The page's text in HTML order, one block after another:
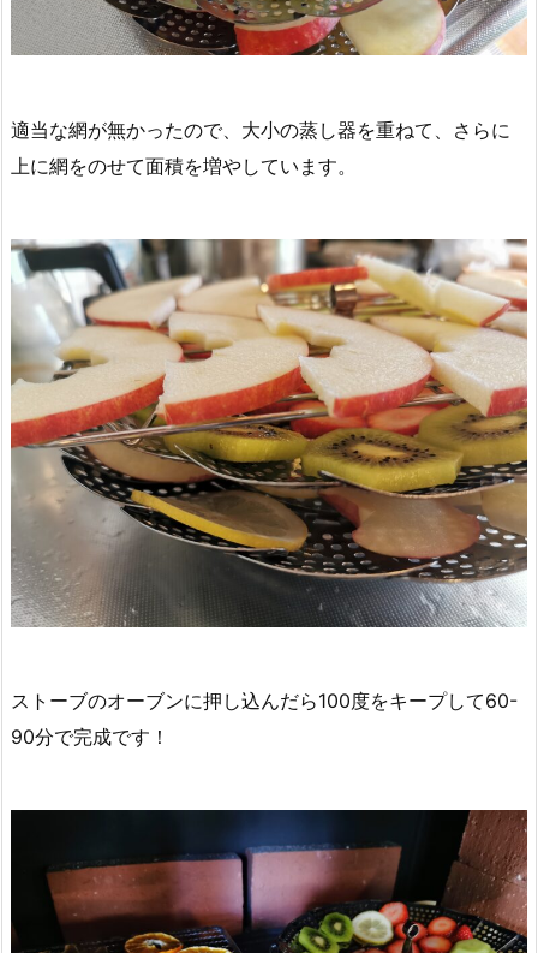
適当な網が無かったので、大小の蒸し器を重ねて、さらに
上に網をのせて面積を増やしています。
ストーブのオーブンに押し込んだら100度をキープして60-
90分で完成です！